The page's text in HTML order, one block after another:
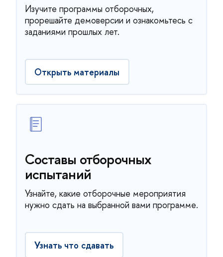
Изучите программы отборочных,
прорешайте демоверсии и ознакомьтесь с
заданиями прошлых лет.
Открыть материалы
Составы отборочных
испытаний
Узнайте, какие отборочные мероприятия
нужно сдать на выбранной вами программе.
Узнать что сдавать